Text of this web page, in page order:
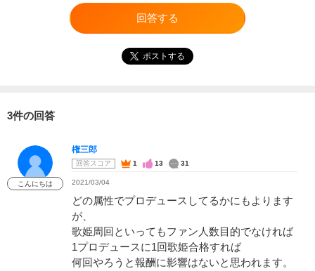
回答する
ポストする
3件の回答
こんにちは
権三郎
回答スコア 1 13 31
2021/03/04
どの属性でプロデュースしてるかにもよります
が、
歌姫周回といってもファン人数目的でなければ
1プロデュースに1回歌姫合格すれば
何回やろうと報酬に影響はないと思われます。